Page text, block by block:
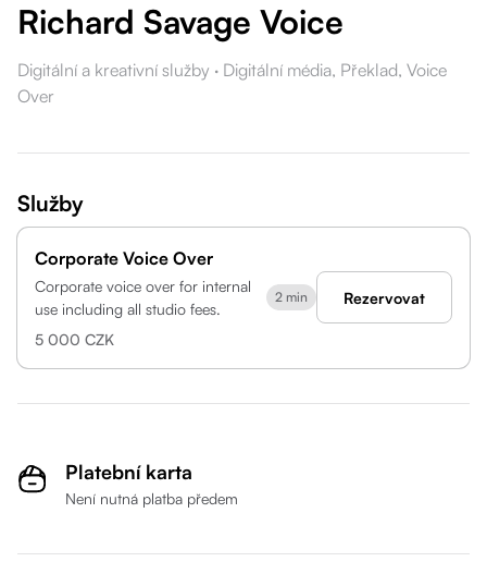
Richard Savage Voice
Digitální a kreativní služby · Digitální média, Překlad, Voice
Over
Služby
Corporate Voice Over
Corporate voice over for internal
use including all studio fees.
2 min Rezervovat
5 000 CZK
Platební karta
Není nutná platba předem